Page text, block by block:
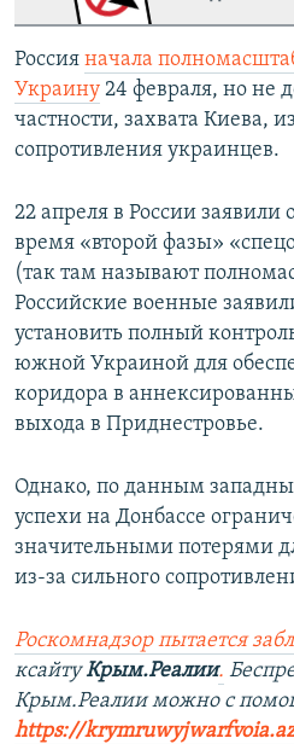
Россия начала
Украину 24 февраля, но не
частности, захвата Киева,
сопротивления украинцев.
22 апреля в России заявили
время «второй фазы»
(так там называют
Российские военные
установить полный
южной Украиной для
коридора в
выхода в Приднестровье.
Однако, по данным
успехи на Донбассе
значительными потерями
из-за сильного
Роскомнадзор пытается
ксайтуКрым.Реалии.
Крым.Реалии можно с
https://